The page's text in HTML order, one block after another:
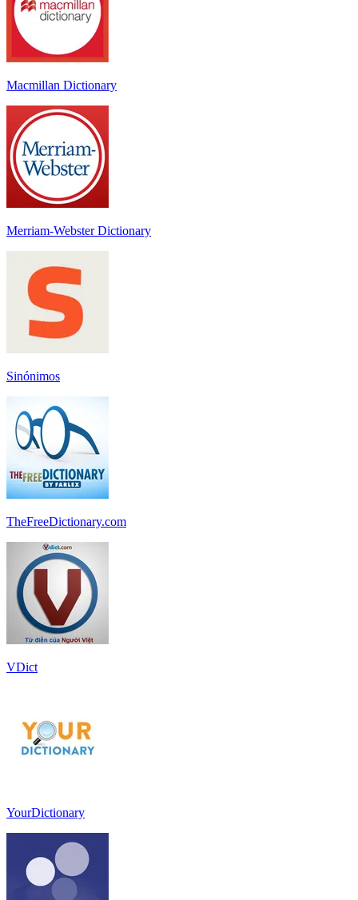
Macmillan Dictionary
Merriam-Webster Dictionary
Sinónimos
TheFreeDictionary.com
VDict
YourDictionary